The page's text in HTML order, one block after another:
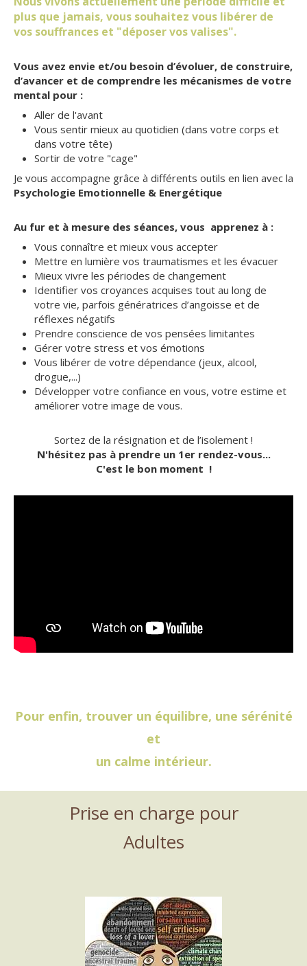
plus que jamais, vous souhaitez vous libérer de
vos souffrances et "déposer vos valises".
Vous avez envie et/ou besoin d’évoluer, de construire,
d’avancer et de comprendre les mécanismes de votre
mental pour :
Aller de l'avant
Vous sentir mieux au quotidien (dans votre corps et
dans votre tête)
Sortir de votre "cage"
Je vous accompagne grâce à différents outils en lien avec la
Psychologie Emotionnelle & Energétique
Au fur et à mesure des séances, vous apprenez à :
Vous connaître et mieux vous accepter
Mettre en lumière vos traumatismes et les évacuer
Mieux vivre les périodes de changement
Identifier vos croyances acquises tout au long de
votre vie, parfois génératrices d’angoisse et de
réflexes négatifs
Prendre conscience de vos pensées limitantes
Gérer votre stress et vos émotions
Vous libérer de votre dépendance (jeux, alcool,
drogue,...)
Développer votre confiance en vous, votre estime et
améliorer votre image de vous.
Sortez de la résignation et de l’isolement !
N'hésitez pas à prendre un 1er rendez-vous...
C'est le bon moment !
Pour enfin, trouver un équilibre, une sérénité
et
un calme intérieur.
Prise en charge pour
Adultes